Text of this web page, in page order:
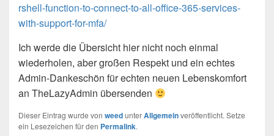
rshell-function-to-connect-to-all-office-365-services-
with-support-for-mfa/
Ich werde die Übersicht hier nicht noch einmal
wiederholen, aber großen Respekt und ein echtes
Admin-Dankeschön für echten neuen Lebenskomfort
an TheLazyAdmin übersenden
Dieser Eintrag wurde von weedunterAllgemeinveröffentlicht. Setze
ein Lesezeichen für den Permalink.